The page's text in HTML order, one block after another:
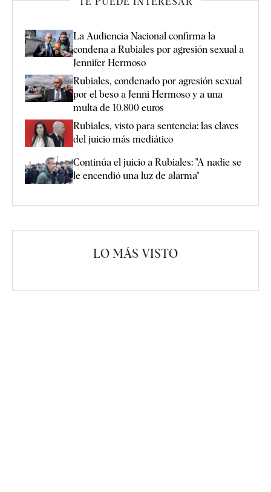
La Audiencia Nacional confirma la
condena a Rubiales por agresión sexual a
Jennifer Hermoso
Rubiales, condenado por agresión sexual
por el beso a Jenni Hermoso y a una
multa de 10.800 euros
Rubiales, visto para sentencia: las claves
del juicio más mediático
Continúa el juicio a Rubiales: "A nadie se
le encendió una luz de alarma"
LO MÁS VISTO